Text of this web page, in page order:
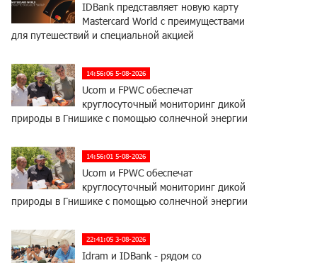
IDBank представляет новую карту
Mastercard World с преимуществами
для путешествий и специальной акцией
14:56:06 5-08-2026
Ucom и FPWC обеспечат
круглосуточный мониторинг дикой
природы в Гнишике с помощью солнечной энергии
14:56:01 5-08-2026
Ucom и FPWC обеспечат
круглосуточный мониторинг дикой
природы в Гнишике с помощью солнечной энергии
22:41:05 3-08-2026
Idram и IDBank - рядом со